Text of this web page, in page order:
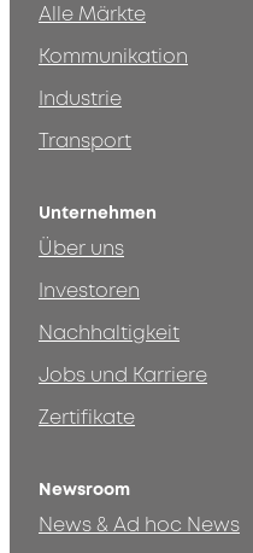
Alle Märkte
Kommunikation
Industrie
Transport
Unternehmen
Über uns
Investoren
Nachhaltigkeit
Jobs und Karriere
Zertifikate
Newsroom
News & Ad hoc News